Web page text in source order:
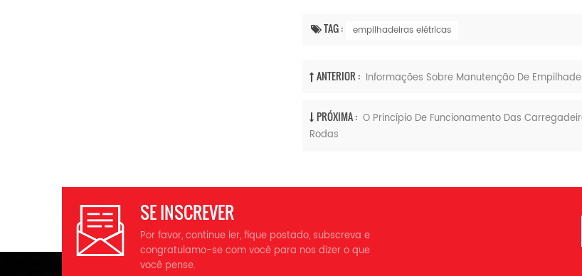
TAG : empilhadeiras elétricas
ANTERIOR : Informações Sobre Manutenção De
PRÓXIMA : O Princípio De Funcionamento Das
Rodas
SE INSCREVER
Por favor, continue ler, fique postado, subscreva e
congratulamo-se com você para nos dizer o que
você pense.